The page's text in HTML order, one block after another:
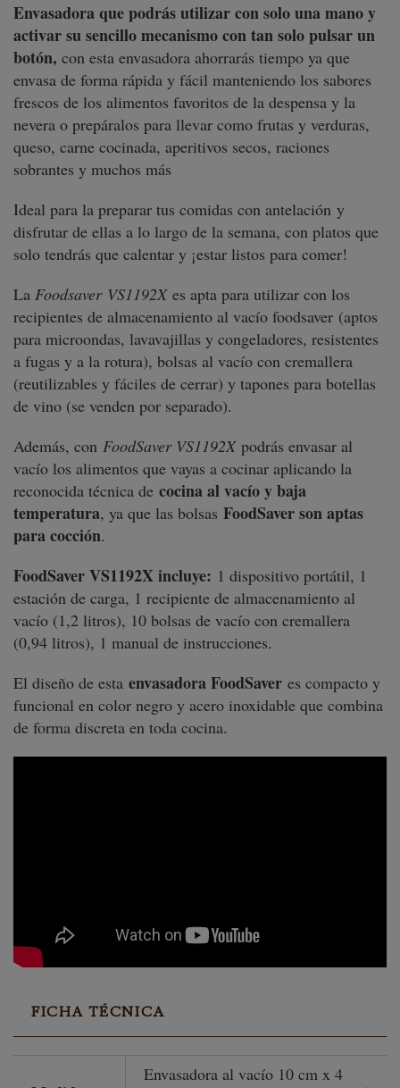
Envasadora que podrás utilizar con solo una mano y
activar su sencillo mecanismo con tan solo pulsar un
botón, con esta envasadora ahorrarás tiempo ya que
envasa de forma rápida y fácil manteniendo los sabores
frescos de los alimentos favoritos de la despensa y la
nevera o prepáralos para llevar como frutas y verduras,
queso, carne cocinada, aperitivos secos, raciones
sobrantes y muchos más
Ideal para la preparar tus comidas con antelación y
disfrutar de ellas a lo largo de la semana, con platos que
solo tendrás que calentar y ¡estar listos para comer!
La Foodsaver VS1192Xes apta para utilizar con los
recipientes de almacenamiento al vacío foodsaver (aptos
para microondas, lavavajillas y congeladores, resistentes
a fugas y a la rotura), bolsas al vacío con cremallera
(reutilizables y fáciles de cerrar) y tapones para botellas
de vino (se venden por separado).
Además, con FoodSaver VS1192X podrás envasar al
vacío los alimentos que vayas a cocinar aplicando la
reconocida técnica de cocina al vacío y baja
temperatura, ya que las bolsas FoodSaver son aptas
para cocción.
FoodSaver VS1192X incluye: 1 dispositivo portátil, 1
estación de carga, 1 recipiente de almacenamiento al
vacío (1,2 litros), 10 bolsas de vacío con cremallera
(0,94 litros), 1 manual de instrucciones.
El diseño de esta envasadora FoodSaver es compacto y
funcional en color negro y acero inoxidable que combina
de forma discreta en toda cocina.
FICHA TÉCNICA
Envasadora al vacío 10 cm x 4